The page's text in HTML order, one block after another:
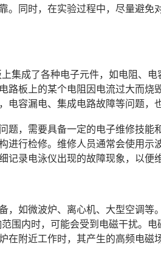
。同时，在实验过程中，尽量避免
集成了各种电子元件，如电阻、
路板上的某个电阻因电流过大而烧
容漏电、集成电路故障等问题，
题，需要具备一定的电子维修技能
进行检修。维修人员通常会使用示
录电泳仪出现的故障现象，以便
，如微波炉、离心机、大型空调等
围内时，可能会受到电磁干扰。
在附近工作时，其产生的高频电磁